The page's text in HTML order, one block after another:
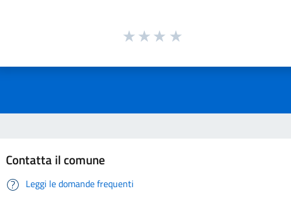
Contatta il comune
Leggi le domande frequenti